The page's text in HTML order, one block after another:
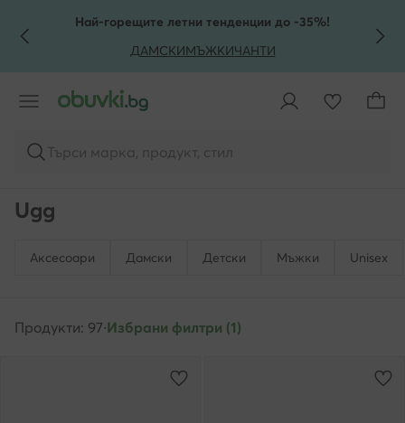
КЪМ ОСНОВНОТО СЪДЪРЖАНИЕ
КЪМ ТЪРСЕНЕНай-горещите летни тенденции до -35%!
ДАМСКИМЪЖКИЧАНТИ
Търси марка, продукт, стил
Ugg
Аксесоари Дамски Детски Мъжки Unisex
Продукти: 97·Избрани филтри (1)